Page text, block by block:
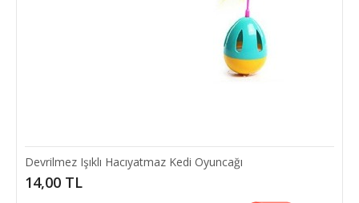
16 Cepli Büyük Boy Balık Yakalama Filesi Balık Ağı Balık tutma tuzağı
SEPETE EKLE
Devrilmez Işıklı Hacıyatmaz Kedi Oyuncağı
14,00 TL